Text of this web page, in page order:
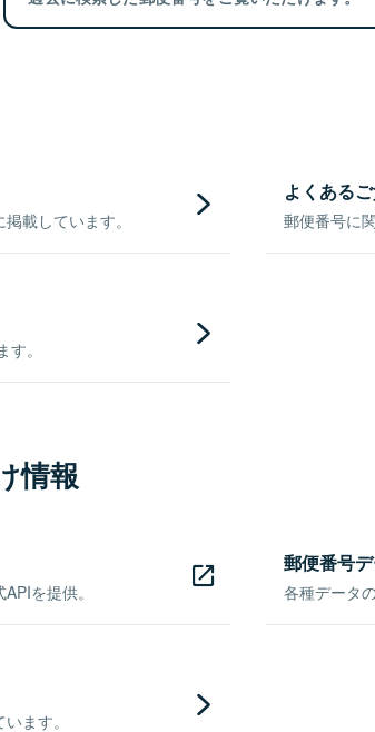
載しています。
よくある
郵便番号に
。
情報
を提供。
郵便番号
各種データ
ます。